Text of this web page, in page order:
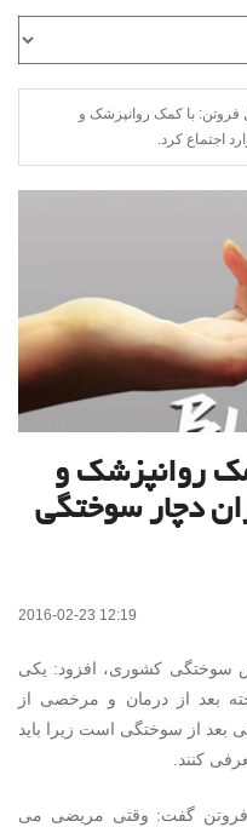
با کمک روانپزشک و
اجتماع کرد.
روانپزشک و
دچار سوختگی
2016-02-23 12:19
سوختگی کشوری، افزود: یکی
بعد از درمان و مرخصی از
بعد از سوختگی است زیرا باید
کنند.
فروتن گفت: وقتی مریضی می